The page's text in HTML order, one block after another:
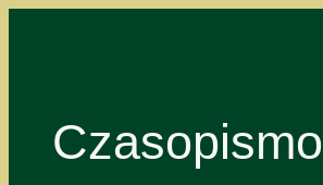
Czasopismo